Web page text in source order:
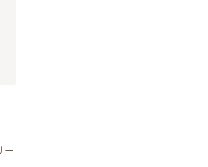
ー